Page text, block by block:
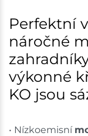
Perfektní
náročné
výkonné
KO jsou
• Nízkoemisní